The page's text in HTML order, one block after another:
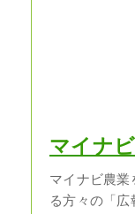
マイナ
マイナビ農業
る方々の「